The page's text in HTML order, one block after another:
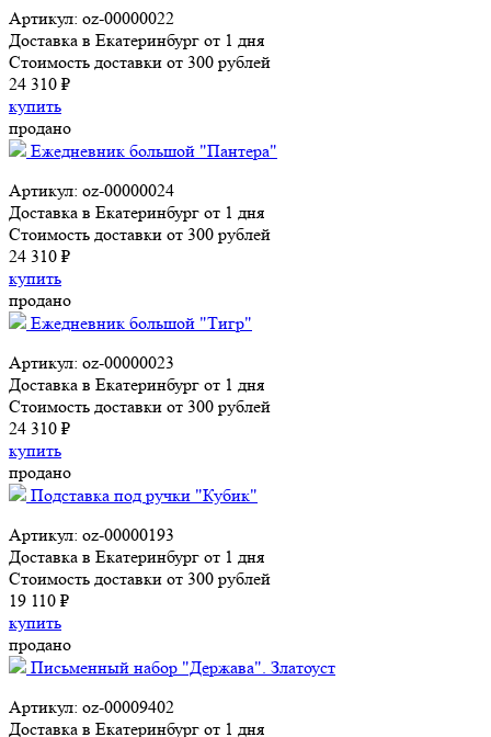
Артикул: oz-00000022
Доставка в Екатеринбург от 1 дня
Стоимость доставки от 300 рублей
24 310 ₽
купить
продано
Ежедневник большой "Пантера"
Артикул: oz-00000024
Доставка в Екатеринбург от 1 дня
Стоимость доставки от 300 рублей
24 310 ₽
купить
продано
Ежедневник большой "Тигр"
Артикул: oz-00000023
Доставка в Екатеринбург от 1 дня
Стоимость доставки от 300 рублей
24 310 ₽
купить
продано
Подставка под ручки "Кубик"
Артикул: oz-00000193
Доставка в Екатеринбург от 1 дня
Стоимость доставки от 300 рублей
19 110 ₽
купить
продано
Письменный набор "Держава". Златоуст
Артикул: oz-00009402
Доставка в Екатеринбург от 1 дня